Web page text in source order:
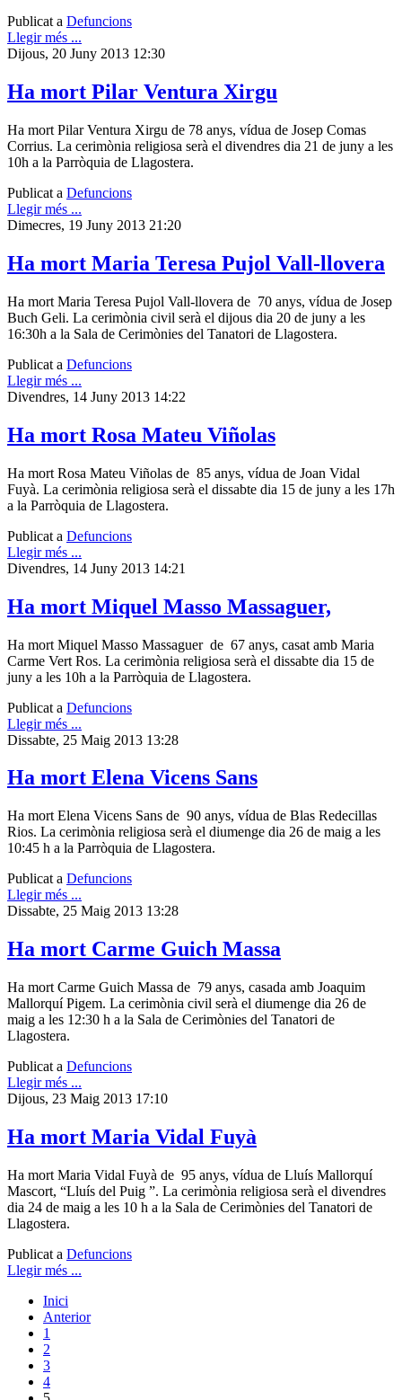
Publicat a Defuncions
Llegir més ...
Dijous, 20 Juny 2013 12:30
Ha mort Pilar Ventura Xirgu
Ha mort Pilar Ventura Xirgu de 78 anys, vídua de Josep Comas
Corrius. La cerimònia religiosa serà el divendres dia 21 de juny a les
10h a la Parròquia de Llagostera.
Publicat a Defuncions
Llegir més ...
Dimecres, 19 Juny 2013 21:20
Ha mort Maria Teresa Pujol Vall-llovera
Ha mort Maria Teresa Pujol Vall-llovera de 70 anys, vídua de Josep
Buch Geli. La cerimònia civil serà el dijous dia 20 de juny a les
16:30h a la Sala de Cerimònies del Tanatori de Llagostera.
Publicat a Defuncions
Llegir més ...
Divendres, 14 Juny 2013 14:22
Ha mort Rosa Mateu Viñolas
Ha mort Rosa Mateu Viñolas de 85 anys, vídua de Joan Vidal
Fuyà. La cerimònia religiosa serà el dissabte dia 15 de juny a les 17h
a la Parròquia de Llagostera.
Publicat a Defuncions
Llegir més ...
Divendres, 14 Juny 2013 14:21
Ha mort Miquel Masso Massaguer,
Ha mort Miquel Masso Massaguer de 67 anys, casat amb Maria
Carme Vert Ros. La cerimònia religiosa serà el dissabte dia 15 de
juny a les 10h a la Parròquia de Llagostera.
Publicat a Defuncions
Llegir més ...
Dissabte, 25 Maig 2013 13:28
Ha mort Elena Vicens Sans
Ha mort Elena Vicens Sans de 90 anys, vídua de Blas Redecillas
Rios. La cerimònia religiosa serà el diumenge dia 26 de maig a les
10:45 h a la Parròquia de Llagostera.
Publicat a Defuncions
Llegir més ...
Dissabte, 25 Maig 2013 13:28
Ha mort Carme Guich Massa
Ha mort Carme Guich Massa de 79 anys, casada amb Joaquim
Mallorquí Pigem. La cerimònia civil serà el diumenge dia 26 de
maig a les 12:30 h a la Sala de Cerimònies del Tanatori de
Llagostera.
Publicat a Defuncions
Llegir més ...
Dijous, 23 Maig 2013 17:10
Ha mort Maria Vidal Fuyà
Ha mort Maria Vidal Fuyà de 95 anys, vídua de Lluís Mallorquí
Mascort, “Lluís del Puig ”. La cerimònia religiosa serà el divendres
dia 24 de maig a les 10 h a la Sala de Cerimònies del Tanatori de
Llagostera.
Publicat a Defuncions
Llegir més ...
Inici
Anterior
1
2
3
4